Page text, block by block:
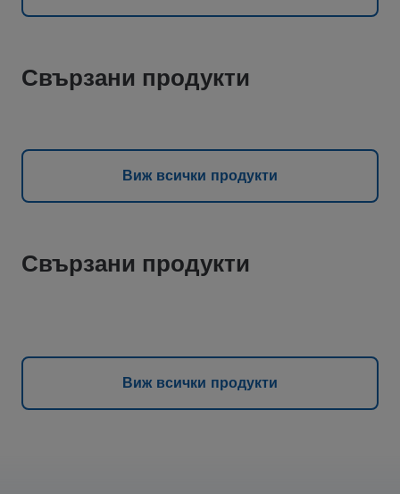
Свързани продукти
Виж всички продукти
Свързани продукти
Виж всички продукти